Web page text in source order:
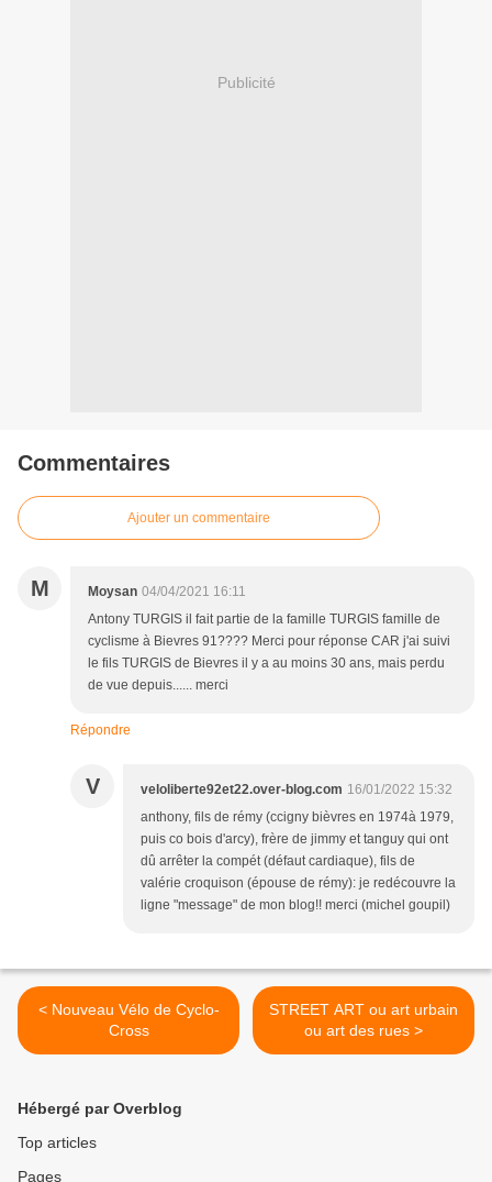
Publicité
Commentaires
Ajouter un commentaire
M Moysan 04/04/2021 16:11
Antony TURGIS il fait partie de la famille TURGIS famille de
cyclisme à Bievres 91???? Merci pour réponse CAR j'ai suivi
le fils TURGIS de Bievres il y a au moins 30 ans, mais perdu
de vue depuis...... merci
Répondre
V veloliberte92et22.over-blog.com 16/01/2022 15:32
anthony, fils de rémy (ccigny bièvres en 1974à 1979,
puis co bois d'arcy), frère de jimmy et tanguy qui ont
dû arrêter la compét (défaut cardiaque), fils de
valérie croquison (épouse de rémy): je redécouvre la
ligne "message" de mon blog!! merci (michel goupil)
< Nouveau Vélo de Cyclo-
Cross
STREET ART ou art urbain
ou art des rues >
Hébergé par Overblog
Top articles
Pages